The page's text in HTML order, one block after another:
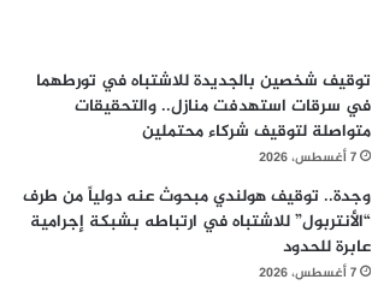
توقيف شخصين بالجديدة للاشتباه في تورطهما
في سرقات استهدفت منازل.. والتحقيقات
متواصلة لتوقيف شركاء محتملين
7 أغسطس، 2026
وجدة.. توقيف هولندي مبحوث عنه دولياً من طرف
“الأنتربول” للاشتباه في ارتباطه بشبكة إجرامية
عابرة للحدود
7 أغسطس، 2026